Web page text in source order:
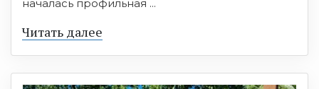
началась профильная ...
Читать далее